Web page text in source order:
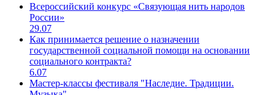
Всероссийский конкурс «Связующая нить народов
России»
29.07
Как принимается решение о назначении
государственной социальной помощи на основании
социального контракта?
6.07
Мастер-классы фестиваля "Наследие. Традиции.